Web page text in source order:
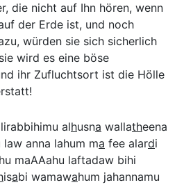
die nicht auf Ihn hören, wenn
der Erde ist, und noch
würden sie sich sicherlich
wird es eine böse
ihr Zufluchtsort ist die Hölle
alhusna wallatheena
anna lahum ma fee alardi
maAAahu laftadaw bihi
isabi wamawahum jahannamu